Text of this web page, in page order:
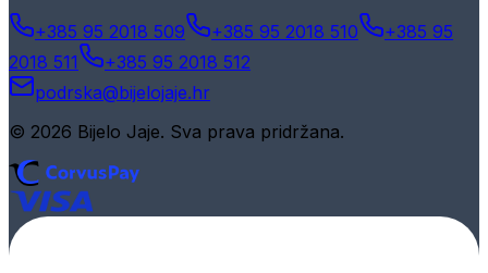
+385 95 2018 509 +385 95 2018 510
+385 95
2018 511
+385 95 2018 512
podrska@bijelojaje.hr
© 2026 Bijelo Jaje. Sva prava pridržana.